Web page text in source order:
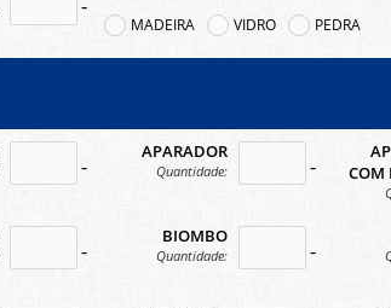
MADEIRA
VIDRO PEDRA
no-icon
APARADOR
Quantidade: no-
COM
no-icon
BIOMBO
Quantidade: no-